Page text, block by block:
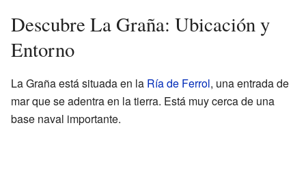
Descubre La Graña: Ubicación y
Entorno
La Graña está situada en la Ría de Ferrol, una entrada de
mar que se adentra en la tierra. Está muy cerca de una
base naval importante.